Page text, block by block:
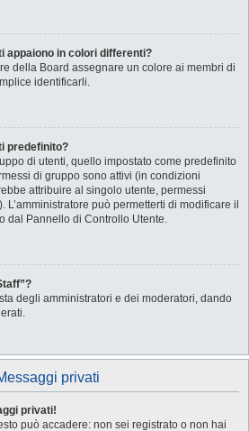
appaiono in colori differenti?
della Board assegnare un colore ai membri di
identificarli.
predefinito?
di utenti, quello impostato come predefinito
di gruppo sono attivi (in condizioni
attribuire al singolo utente, permessi
può permetterti di modificare il
dal Pannello di Controllo Utente.
degli amministratori e dei moderatori, dando
privati
privati!
può accadere: non sei registrato o non hai